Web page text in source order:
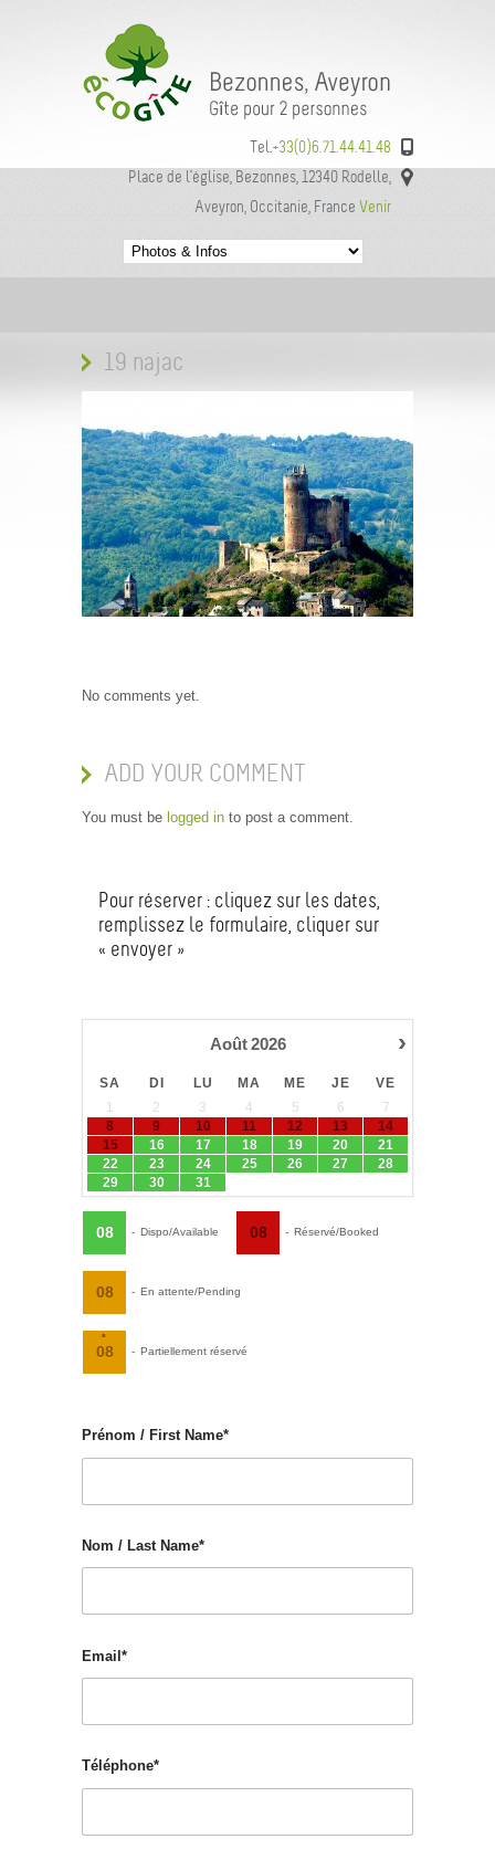
Tel. +33(0)6.71.44.41.48
Place de l’église, Bezonnes, 12340 Rodelle,
Aveyron, Occitanie, France Venir
19 najac
No comments yet.
ADD YOUR COMMENT
You must be logged in to post a comment.
Pour réserver : cliquez sur les dates,
remplissez le formulaire, cliquer sur
« envoyer »
›
Août 2026
SA DI LU MA ME JE
VE
1
2 3 4 5 6
7
8
9 10 11 12 13
14
15
16 17 18 19 20
21
22
23 24 25 26 27
28
29
30 31
08 - Dispo/Available 08 - Réservé/Booked
08 - En attente/Pending
·
08 - Partiellement réservé
Prénom / First Name*
Nom / Last Name*
Email*
Téléphone*